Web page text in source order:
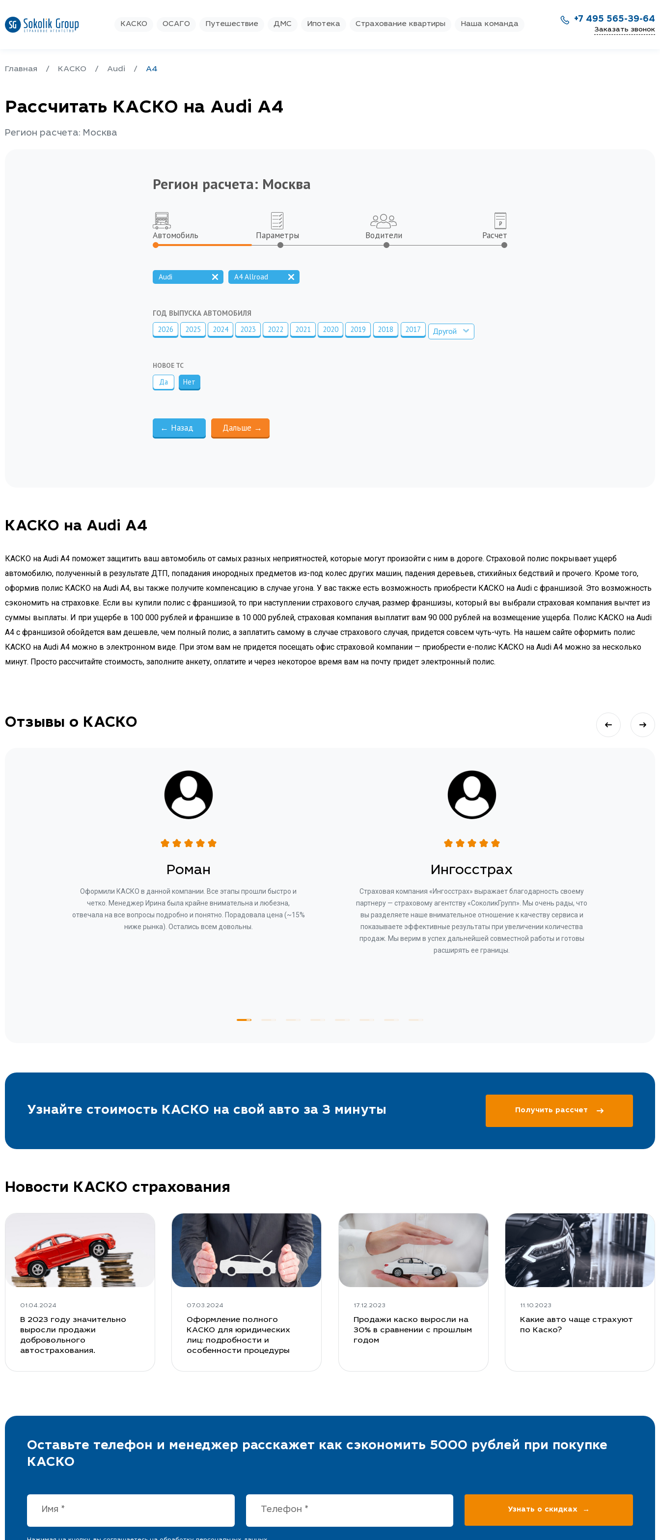
КАСКО ОСАГО Путешествие ДМС Ипотека Страхование квартиры Наша команда
+7 495 565-39-64
Заказать звонок
Главная КАСКО Audi A4
Рассчитать КАСКО на Audi A4
Регион расчета: Москва
Регион расчета: Москва
Автомобиль Параметры Водители Расчет
Audi A4 Allroad
ГОД ВЫПУСКА АВТОМОБИЛЯ
2026
2025 2024 2023 2022 2021 2020 2019 2018 2017 Другой
НОВОЕ ТС
Да Нет
КАСКО на Audi A4
КАСКО на Audi A4 поможет защитить ваш автомобиль от самых разных неприятностей, которые могут произойти с ним в дороге. Страховой полис покрывает ущерб
автомобилю, полученный в результате ДТП, попадания инородных предметов из-под колес других машин, падения деревьев, стихийных бедствий и прочего. Кроме того,
оформив полис КАСКО на Audi A4, вы также получите компенсацию в случае угона. У вас также есть возможность приобрести КАСКО на Audi с франшизой. Это возможность
сэкономить на страховке. Если вы купили полис с франшизой, то при наступлении страхового случая, размер франшизы, который вы выбрали страховая компания вычтет из
суммы выплаты. И при ущербе в 100 000 рублей и франшизе в 10 000 рублей, страховая компания выплатит вам 90 000 рублей на возмещение ущерба. Полис КАСКО на Audi
A4 с франшизой обойдется вам дешевле, чем полный полис, а заплатить самому в случае страхового случая, придется совсем чуть-чуть. На нашем сайте оформить полис
КАСКО на Audi A4 можно в электронном виде. При этом вам не придется посещать офис страховой компании — приобрести e-полис КАСКО на Audi A4 можно за несколько
минут. Просто рассчитайте стоимость, заполните анкету, оплатите и через некоторое время вам на почту придет электронный полис.
Отзывы о КАСКО
Роман
Оформили КАСКО в данной компании. Все этапы прошли быстро и
четко. Менеджер Ирина была крайне внимательна и любезна,
отвечала на все вопросы подробно и понятно. Порадовала цена (~15%
ниже рынка). Остались всем довольны.
Ингосстрах
Страховая компания «Ингосстрах» выражает благодарность своему
партнеру — страховому агентству «СоколикГрупп». Мы очень рады, что
вы разделяете наше внимательное отношение к качеству сервиса и
показываете эффективные результаты при увеличении количества
продаж. Мы верим в успех дальнейшей совместной работы и готовы
расширять ее границы.
Узнайте стоимость КАСКО на свой авто за 3 минуты Получить рассчет
Новости КАСКО страхования
01.04.2024
В 2023 году значительно
выросли продажи
добровольного
автострахования.
07.03.2024
Оформление полного
КАСКО для юридических
лиц: подробности и
особенности процедуры
17.12.2023
Продажи каско выросли на
30% в сравнении с прошлым
годом
11.10.2023
Какие авто чаще страхуют
по Каско?
Оставьте телефон и менеджер расскажет как сэкономить 5000 рублей при покупке
КАСКО